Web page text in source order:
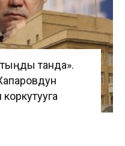
танда».